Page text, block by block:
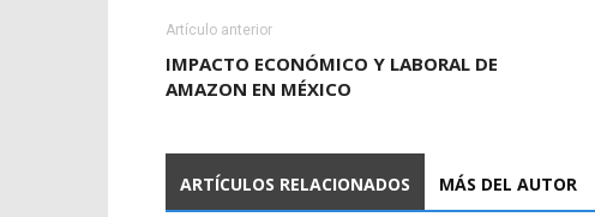
Artículo anterior
IMPACTO ECONÓMICO Y LABORAL DE
AMAZON EN MÉXICO
ARTÍCULOS RELACIONADOS MÁS DEL AUTOR